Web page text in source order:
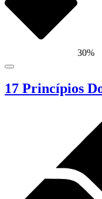
30%
17 Princípios